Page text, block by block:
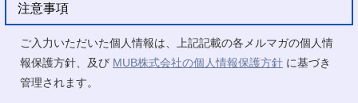
注意事項
ご入力いただいた個人情報は、上記記載の各メルマガの個人情
報保護方針、及び MUB株式会社の個人情報保護方針 に基づき
管理されます。